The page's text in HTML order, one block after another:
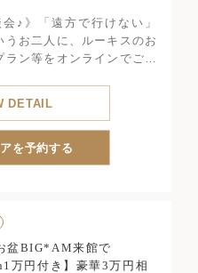
♪》「遠方で行けない」
うお二人に、ルーキスのお
ン等をオンラインでご案
DETAIL
を予約する
盆BIG*AM来館で
万円付き】豪華3万円相